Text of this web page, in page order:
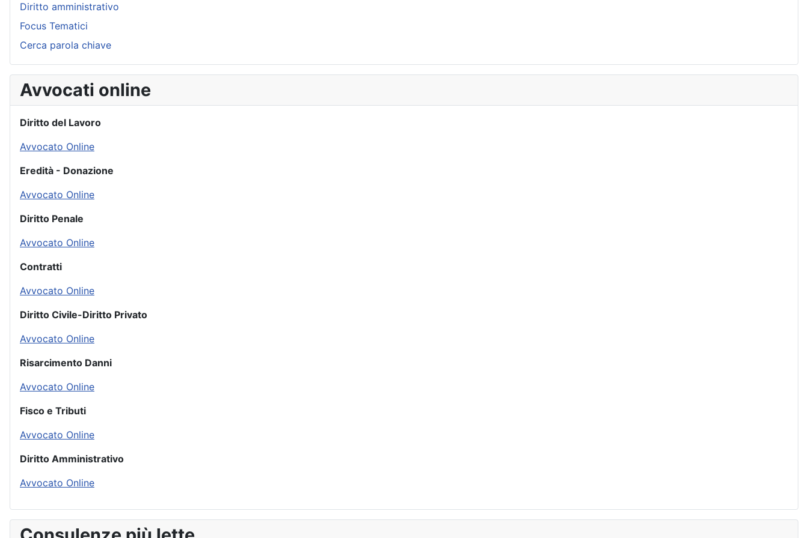
Diritto amministrativo
Focus Tematici
Cerca parola chiave
Avvocati online
Diritto del Lavoro
Avvocato Online
Eredità - Donazione
Avvocato Online
Diritto Penale
Avvocato Online
Contratti
Avvocato Online
Diritto Civile-Diritto Privato
Avvocato Online
Risarcimento Danni
Avvocato Online
Fisco e Tributi
Avvocato Online
Diritto Amministrativo
Avvocato Online